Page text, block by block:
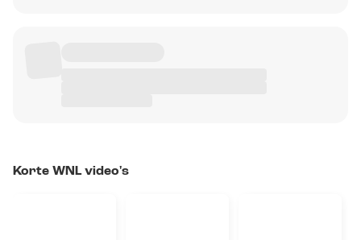
Korte WNL video's